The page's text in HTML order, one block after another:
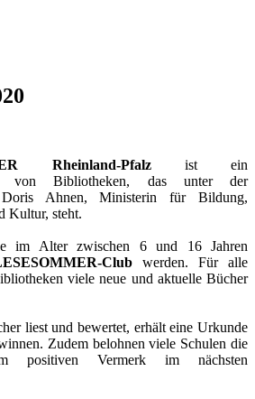
Rheinland-Pfalzist ein
von Bibliotheken, das unter der
Doris Ahnen, Ministerin für Bildung,
Kultur, steht.
im Alter zwischen 6 und 16 Jahren
Club werden. Für alle
viele neue und aktuelle Bücher
liest und bewertet, erhält eine Urkunde
Zudem belohnen viele Schulen die
positiven Vermerk im nächsten